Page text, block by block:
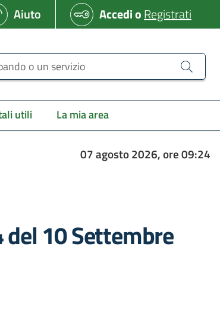
Aiuto AccedioRegistrati
o un servizio
utili La mia area
07 agosto 2026, ore 09:24
del 10 Settembre